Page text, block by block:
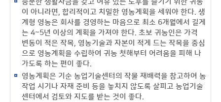
충분한 생활자금을 갖고 여유 있는 노후를 즐기기 위한 귀농
이 아니라면, 합리적이고 치밀한 영농계획을 세워야 한다. 생
계형 영농은 회사를 경영하는 마음으로 최소 6개월에서 길게
는 4~5년 이상의 계획을 가져야 한다. 초보 귀농인은 가격
변동이 적은 작목, 영농기술과 자본이 적게 드는 작목을 중심
으로 영농계획을 수립하여 귀농 첫해부터 어려움을 피해 나
가도록 하는 편이 좋다.
영농계획은 기순 농업기술센터의 작물 재배력을 참고하여 농
작업 시기나 자재 준비 등을 놓치지 않도록 살피고 농업기술
센터에서 검토와 지도를 받는 것이 좋다.